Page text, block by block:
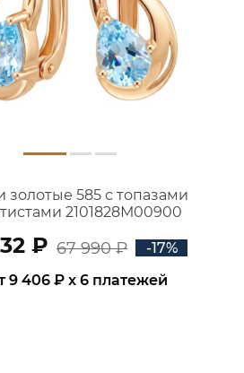
золотые 585 с топазами
2101828М00900
₽ 67 990 ₽
-17%
9 406 ₽ x 6 платежей